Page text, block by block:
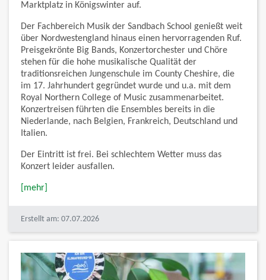
Marktplatz in Königswinter auf.
Der Fachbereich Musik der Sandbach School genießt weit
über Nordwestengland hinaus einen hervorragenden Ruf.
Preisgekrönte Big Bands, Konzertorchester und Chöre
stehen für die hohe musikalische Qualität der
traditionsreichen Jungenschule im County Cheshire, die
im 17. Jahrhundert gegründet wurde und u.a. mit dem
Royal Northern College of Music zusammenarbeitet.
Konzertreisen führten die Ensembles bereits in die
Niederlande, nach Belgien, Frankreich, Deutschland und
Italien.
Der Eintritt ist frei. Bei schlechtem Wetter muss das
Konzert leider ausfallen.
[mehr]
Erstellt am: 07.07.2026